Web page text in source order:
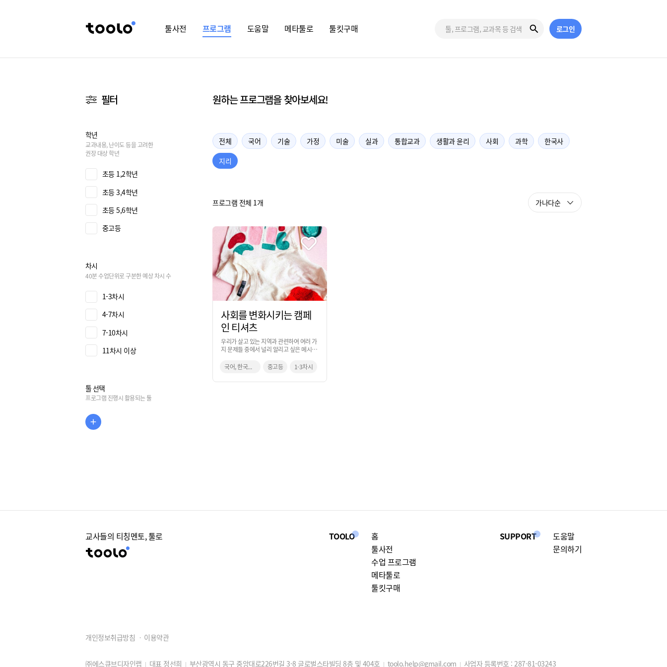
툴사전 프로그램 도움말 메타툴로 툴킷구매 로그인
필터
학년
교과내용, 난이도 등을 고려한
권장 대상 학년
초등 1,2학년
초등 3,4학년
초등 5,6학년
중고등
차시
40분 수업단위로 구분한 예상 차시 수
1-3차시
4-7차시
7-10차시
11차시 이상
툴 선택
프로그램 진행시 활용되는 툴
원하는 프로그램을 찾아보세요!
전체 국어 기술 가정 미술 실과 통합교과 생활과 윤리 사회 과학
한국사
지리
프로그램 전체 1개 가나다순
사회를 변화시키는 캠페
인 티셔츠
우리가 살고 있는 지역과 관련하여 여러 가
지 문제들 중에서 널리 알리고 싶은 메시지
니다.
국어, 한국사, 지리, 미술 중고등 1-3차시
교사들의 티칭멘토, 툴로 TOOLO
홈
툴사전
수업 프로그램
메타툴로
툴킷구매
SUPPORT
도움말
문의하기
개인정보취급방침 이용약관
㈜에스큐브디자인랩 대표 정선희 부산광역시 동구 중앙대로226번길 3-8 글로벌스타빌딩 8층 및 404호 toolo.help@gmail.com 사업자 등록번호 : 287-81-03243